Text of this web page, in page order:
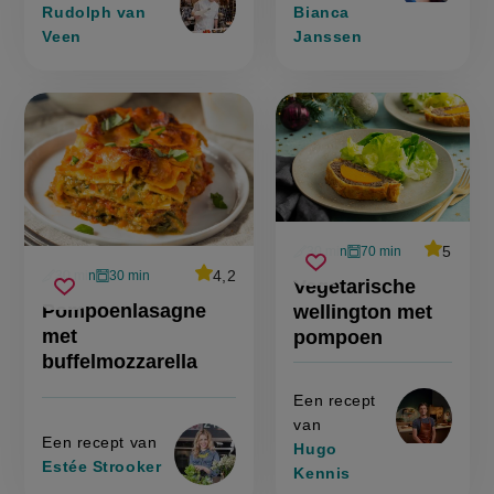
Rudolph van
Veen
Bianca
Janssen
Pompoenlasagne
met
buffelmozzarella
voorbereidingstijd
30 min
oventijd
30 min
average
4,2
Beoordeel
'pompoenlasagne
buffelmozzarella'
Een recept van
Estée Strooker
Sla
recept
op
pompoenlasagne
met
buffelmozzarella
Vegetarische
wellington met
pompoen
voorbereidingstijd
30 min
oventijd
70 min
average
5
Een recept
van
Hugo
Kennis
Sla
recept
op
vegetarische
wellington
met
pompoen